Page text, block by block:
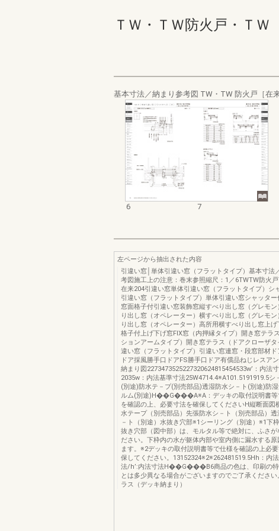
ＴＷ・ＴＷ防火戸・Ｔ
基本寸法／納まり参考図 TW・TW 防火戸［在来
6 7
左ページから抽出された内容
引違い窓│単体引違い窓（フラットタイプ）基本寸法
考図施工上の注意：巻末参照縮尺：1／6TWTW防火戸
在来204引違い窓単体引違い窓（フラットタイプ）シ
引違い窓（フラットタイプ）単体引違い窓シャッター
窓面格子付引違い窓装飾窓縦すべり出し窓（グレモン
り出し窓（オペレーター）横すべり出し窓（グレモン
り出し窓（オペレーター）高所用横すべり出し窓上げ
格子付上げ下げ窓FIX窓（内押縁タイプ）開き窓テラ
ションアームタイプ）開き窓テラス（ドアクローザタ
違い窓（フラットタイプ）引違い窓連窓・段窓部材ド
ドア採風勝手口ドアFS勝手口ドア有償品ねじレスア
納まり図2273473525227320624815454533w’：内法
2035w：内法基準寸法25W4714.4※A101.5191919.5シ
(別途)防水テ－プ(別売部品)透湿防水シ－ト(別途)防湿
ルム(別途)H��G���A※A：デッキの取付説明書等
を確認の上、必要寸法を確保してくださいH縦断面図
水テープ（別売部品）先張防水シ－ト（別売部品）透
－ト（別途）水抜き穴部※1シーリング（別途）※1下
抜き穴部（図中部）は、モルタル等で絶対に、ふさが
ださい。下枠内の水が躯体内部や室内側に漏水する原
ます。※2デッキの取付説明書等で仕様を確認の上必
保してください。13152324※2※262481519.5Hh：内
法/h’:内法寸法H��G���B6商品の色は、印刷の特
とは多少異なる場合がございますのでご了承ください
ラス（デッキ納まり）